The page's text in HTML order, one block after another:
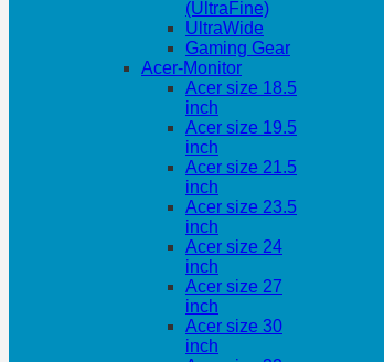
(UltraFine)
UltraWide
Gaming Gear
Acer-Monitor
Acer size 18.5
inch
Acer size 19.5
inch
Acer size 21.5
inch
Acer size 23.5
inch
Acer size 24
inch
Acer size 27
inch
Acer size 30
inch